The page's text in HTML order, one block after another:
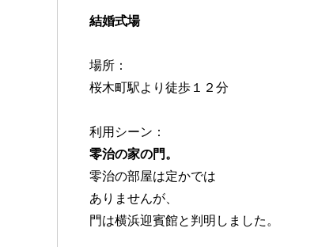
結婚式場
場所：
桜木町駅より徒歩１２分
利用シーン：
零治の家の門。
零治の部屋は定かでは
ありませんが、
門は横浜迎賓館と判明しました。